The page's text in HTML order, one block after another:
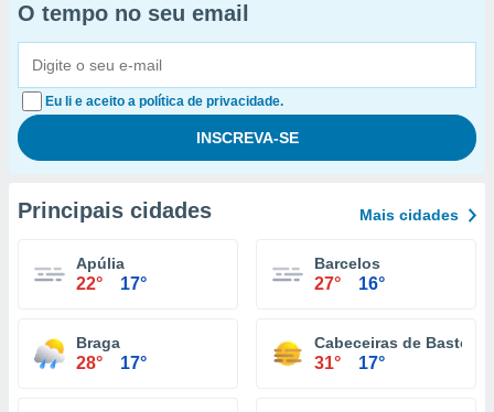
O tempo no seu email
Eu li e aceito a política de privacidade.
Principais cidades Mais cidades
Apúlia
22° 17°
Barcelos
27° 16°
Braga
28° 17°
Cabeceiras de Basto
31° 17°